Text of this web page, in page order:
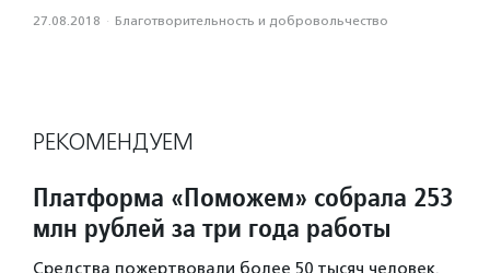
27.08.2018 · Благотвори­тель­ность и доброволь­чест­во
РЕКОМЕНДУЕМ
Платформа «Поможем» собрала 253
млн рублей за три года работы
Средства пожертвовали более 50 тысяч человек.